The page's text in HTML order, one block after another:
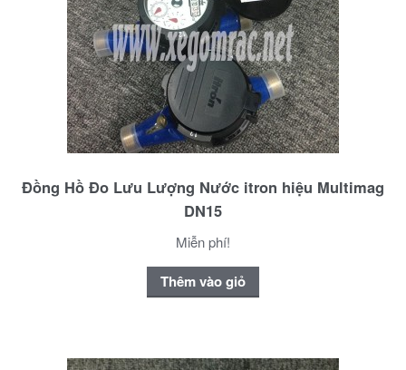
Đồng Hồ Đo Lưu Lượng Nước itron hiệu Multimag
DN15
Miễn phí!
Thêm vào giỏ